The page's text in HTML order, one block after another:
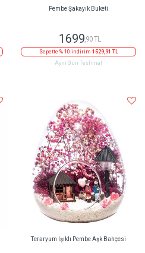
Pembe Şakayık Buketi
1699,90 TL
Sepette % 10 indirim 1529,91 TL
Aynı Gün Teslimat
Teraryum Işıklı Pembe Aşk Bahçesi